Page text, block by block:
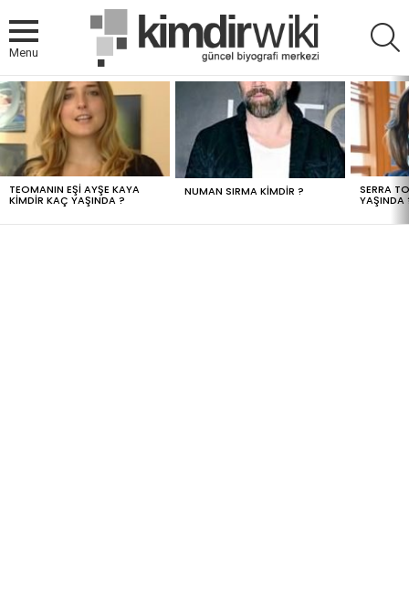
Menu
MOST
VIEWED
STORIES
TEOMANIN EŞI AYŞE KAYA
KIMDIR KAÇ YAŞINDA ?
NUMAN SIRMA KIMDIR ? SERRA
YAŞINDA